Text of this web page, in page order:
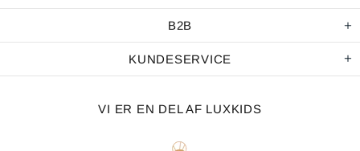
B2B
KUNDESERVICE
VI ER EN DEL AF LUXKIDS